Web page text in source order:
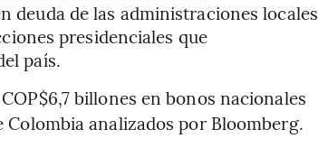
deuda de las administraciones locales
presidenciales que
país.
billones en bonos nacionales
analizados por Bloomberg.